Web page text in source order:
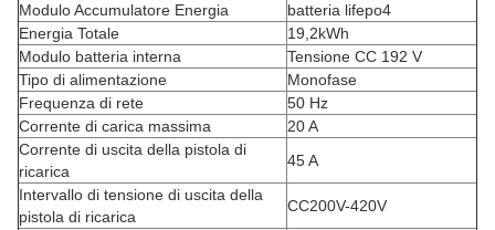
Modulo Accumulatore Energia
batteria lifepo4
Energia Totale
19,2kWh
Modulo batteria interna
Tensione CC 192 V
Tipo di alimentazione
Monofase
Frequenza di rete
50 Hz
Corrente di carica massima
20 A
Corrente di uscita della pistola di
ricarica
45 A
Intervallo di tensione di uscita della
pistola di ricarica
CC200V-420V